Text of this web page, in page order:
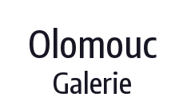
Olomouc
Galerie